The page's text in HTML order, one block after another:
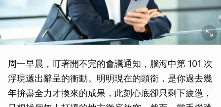
周一早晨，盯著開不完的會議通知，腦海中第 101 次
浮現遞出辭呈的衝動。明明現在的頭銜，是你過去幾
年拚盡全力才換來的成果，此刻心底卻只剩下疲憊，